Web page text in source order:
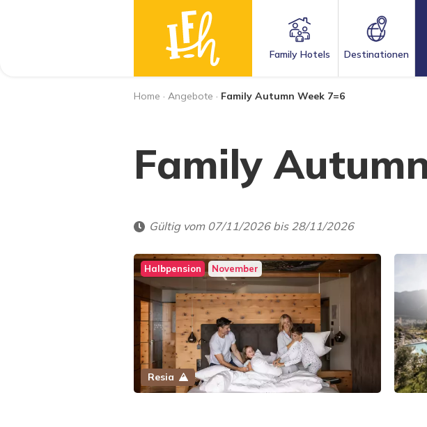
Family Hotels Destinationen
Home · Angebote · Family Autumn Week 7=6
Family
Gültig vom 07/11/2026 bis 28/11/2026
Halbpension November
Resia